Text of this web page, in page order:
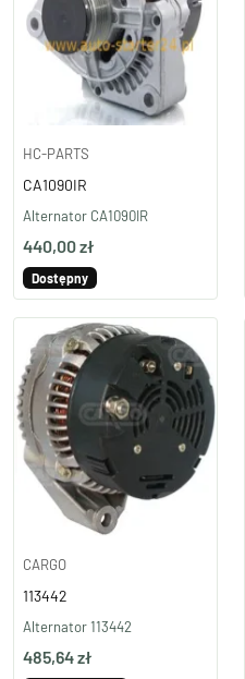
HC-PARTS
CA1090IR
Alternator CA1090IR
440,00 zł
Dostępny
CARGO
113442
Alternator 113442
485,64 zł